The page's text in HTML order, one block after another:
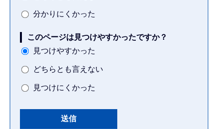
分かりにくかった
このページは見つけやすかったですか？
見つけやすかった
どちらとも言えない
見つけにくかった